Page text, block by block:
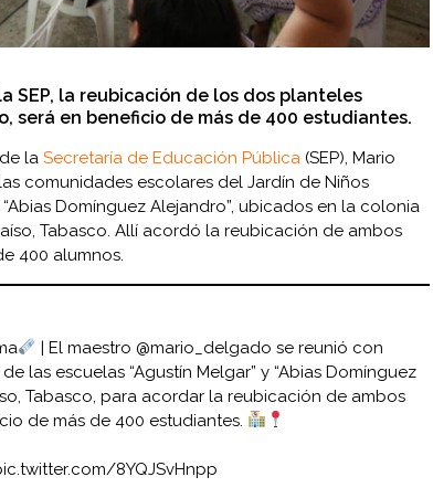
SEP, la reubicación de los dos planteles
será en beneficio de más de 400 estudiantes.
la Secretaría de Educación Pública (SEP), Mario
comunidades escolares del Jardín de Niños
“Abias Domínguez Alejandro”, ubicados en la colonia
Tabasco. Allí acordó la reubicación de ambos
400 alumnos.
| El maestro @mario_delgado se reunió con
las escuelas “Agustín Melgar” y “Abias Domínguez
Tabasco, para acordar la reubicación de ambos
de más de 400 estudiantes.
8YQJSvHnpp